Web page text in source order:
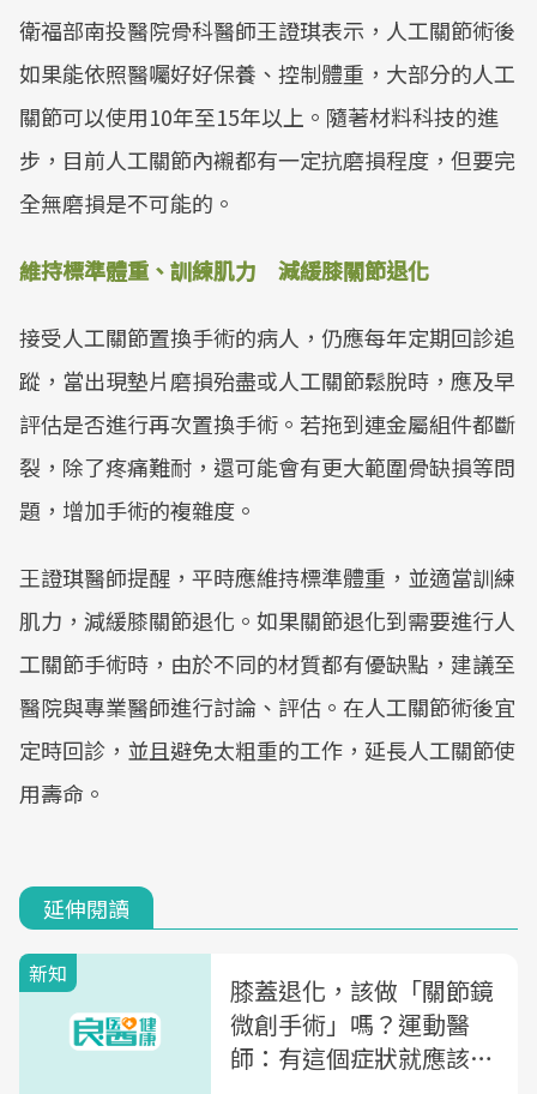
Mute
衛福部南投醫院骨科醫師王證琪表示，人工關節術後
如果能依照醫囑好好保養、控制體重，大部分的人工
關節可以使用10年至15年以上。隨著材料科技的進
步，目前人工關節內襯都有一定抗磨損程度，但要完
全無磨損是不可能的。
維持標準體重、訓練肌力 減緩膝關節退化
接受人工關節置換手術的病人，仍應每年定期回診追
蹤，當出現墊片磨損殆盡或人工關節鬆脫時，應及早
評估是否進行再次置換手術。若拖到連金屬組件都斷
裂，除了疼痛難耐，還可能會有更大範圍骨缺損等問
題，增加手術的複雜度。
王證琪醫師提醒，平時應維持標準體重，並適當訓練
肌力，減緩膝關節退化。如果關節退化到需要進行人
工關節手術時，由於不同的材質都有優缺點，建議至
醫院與專業醫師進行討論、評估。在人工關節術後宜
定時回診，並且避免太粗重的工作，延長人工關節使
用壽命。
延伸閱讀
新知
膝蓋退化，該做「關節鏡
微創手術」嗎？運動醫
師：有這個症狀就應該考